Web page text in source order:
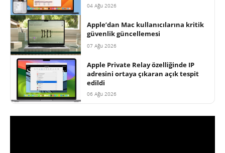
04 Ağu 2026
Apple’dan Mac kullanıcılarına kritik
güvenlik güncellemesi
07 Ağu 2026
Apple Private Relay özelliğinde IP
adresini ortaya çıkaran açık tespit
edildi
06 Ağu 2026